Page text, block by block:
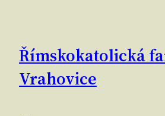
Římskokatolická
Vrahovice